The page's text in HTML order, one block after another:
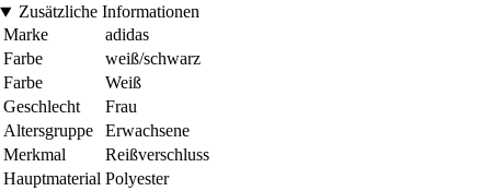
Zusätzliche Informationen
Marke
adidas
Farbe
weiß/schwarz
Farbe
Weiß
Geschlecht
Frau
Altersgruppe
Erwachsene
Merkmal
Reißverschluss
Hauptmaterial Polyester